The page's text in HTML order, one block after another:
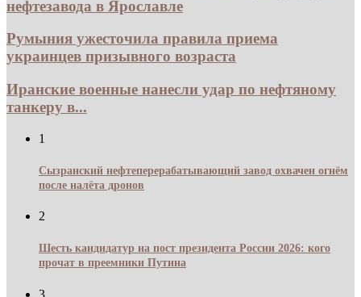
нефтезавода в Ярославле
Румыния ужесточила правила приема
украинцев призывного возраста
Иранские военные нанесли удар по нефтяному
танкеру в...
1
Сызранский нефтеперерабатывающий завод охвачен огнём
после налёта дронов
2
Шесть кандидатур на пост президента России 2026: кого
прочат в преемники Путина
3